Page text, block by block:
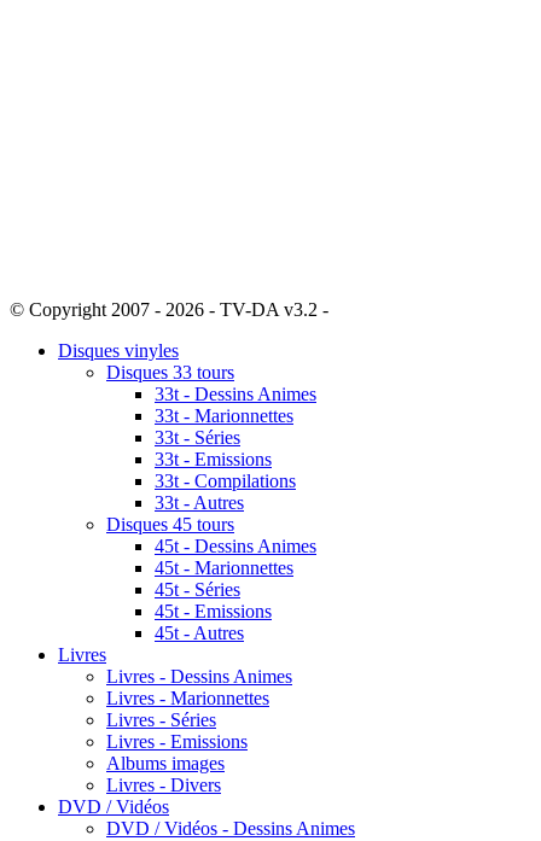
© Copyright 2007 - 2026 - TV-DA v3.2 -
Disques vinyles
Disques 33 tours
33t - Dessins Animes
33t - Marionnettes
33t - Séries
33t - Emissions
33t - Compilations
33t - Autres
Disques 45 tours
45t - Dessins Animes
45t - Marionnettes
45t - Séries
45t - Emissions
45t - Autres
Livres
Livres - Dessins Animes
Livres - Marionnettes
Livres - Séries
Livres - Emissions
Albums images
Livres - Divers
DVD / Vidéos
DVD / Vidéos - Dessins Animes